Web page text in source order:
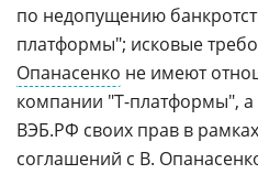
по недопущению
платформы"; исковые
Опанасенко не имеют
компании "Т-платформы", а
ВЭБ.РФ своих прав в
соглашений с В.